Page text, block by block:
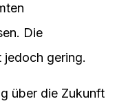
Die
jedoch gering.
über die Zukunft